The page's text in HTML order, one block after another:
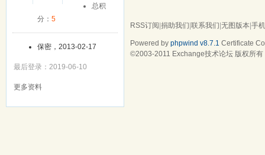
总积
分： 5
保密，2013-02-17
最后登录：2019-06-10
更多资料
RSS订阅 捐助我们 联系我们 无图版本 手
Powered by phpwind v8.7.1 Certificate
©2003-2011 Exchange技术论坛 版权所